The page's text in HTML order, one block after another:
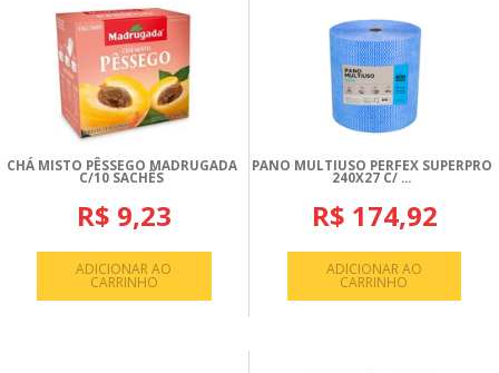
CHÁ MISTO PÊSSEGO MADRUGADA
C/10 SACHÊS
R$ 9,23
ADICIONAR AO
CARRINHO
PANO MULTIUSO PERFEX SUPERPRO
240X27 C/ ...
R$ 174,92
ADICIONAR AO
CARRINHO